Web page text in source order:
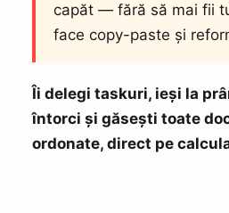
capăt — fără să mai fii
face copy-paste și
Îi delegi taskuri, ieși la
întorci și găsești toate
ordonate, direct pe